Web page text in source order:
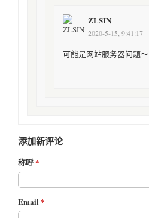
ZLSIN
2020-5-15, 9:41:17
可能是网站服务器问题～
添加新评论
称呼
Email